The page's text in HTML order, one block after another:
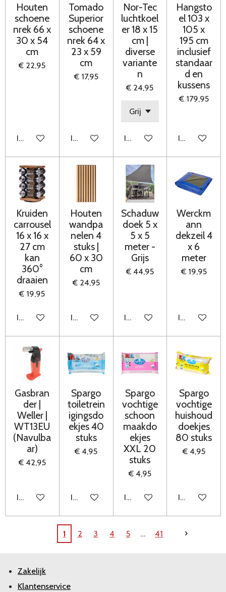
Houten
schoene
nrek 66 x
30 x 54
cm
€ 22,95
In winkelwagen
Tomado
Superior
schoene
nrek 64 x
23 x 59
cm
€ 17,95
In winkelwagen
Nor-Tec
luchtkoel
er 18 x 15
cm |
diverse
variante
n
€ 24,95
In winkelwagen
Hangsto
el 103 x
105 x
195 cm
inclusief
standaar
d en
kussens
€ 179,95
In
Kruiden
carrousel
16 x 16 x
27 cm
kan
360°
draaien
€ 19,95
In winkelwagen
Houten
wandpa
nelen 4
stuks |
60 x 30
cm
€ 24,95
In winkelwagen
Schaduw
doek 5 x
5 x 5
meter -
Grijs
€ 44,95
In winkelwagen
Werckm
ann
dekzeil 4
x 6
meter
€ 19,95
In
Gasbran
der |
Weller |
WT13EU
(Navulba
ar)
€ 42,95
In winkelwagen
Spargo
toiletrein
igingsdo
ekjes 40
stuks
€ 4,95
In winkelwagen
Spargo
vochtige
schoon
maakdo
ekjes
XXL 20
stuks
€ 4,95
In winkelwagen
Spargo
vochtige
huishoud
doekjes
80 stuks
€ 4,95
In
1 2 3 4 5 41
Zakelijk
Klantenservice